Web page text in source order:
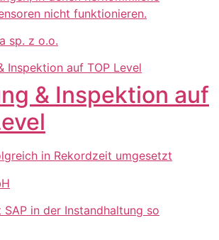
nicht funktionieren.
sp. z o.o.
& Inspektion auf
in Rekordzeit umgesetzt